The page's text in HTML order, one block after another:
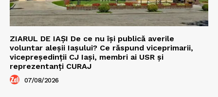
ZIARUL DE IAȘI De ce nu își publică averile
voluntar aleșii Iașului? Ce răspund viceprimarii,
vicepreședinții CJ Iași, membri ai USR și
reprezentanți CURAJ
07/08/2026